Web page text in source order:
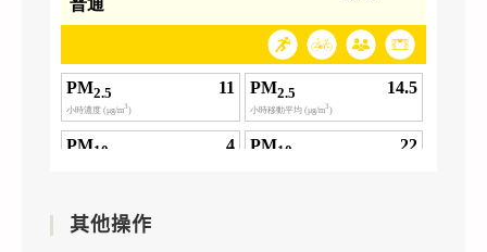
其他操作